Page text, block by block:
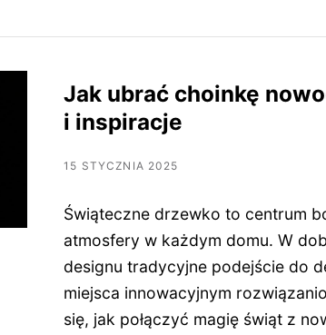
Jak ubrać choinkę
i inspiracje
15 STYCZNIA 2025
Świąteczne drzewko to centrum
atmosfery w każdym domu. W
designu tradycyjne podejście do
miejsca innowacyjnym
się, jak połączyć magię świąt z